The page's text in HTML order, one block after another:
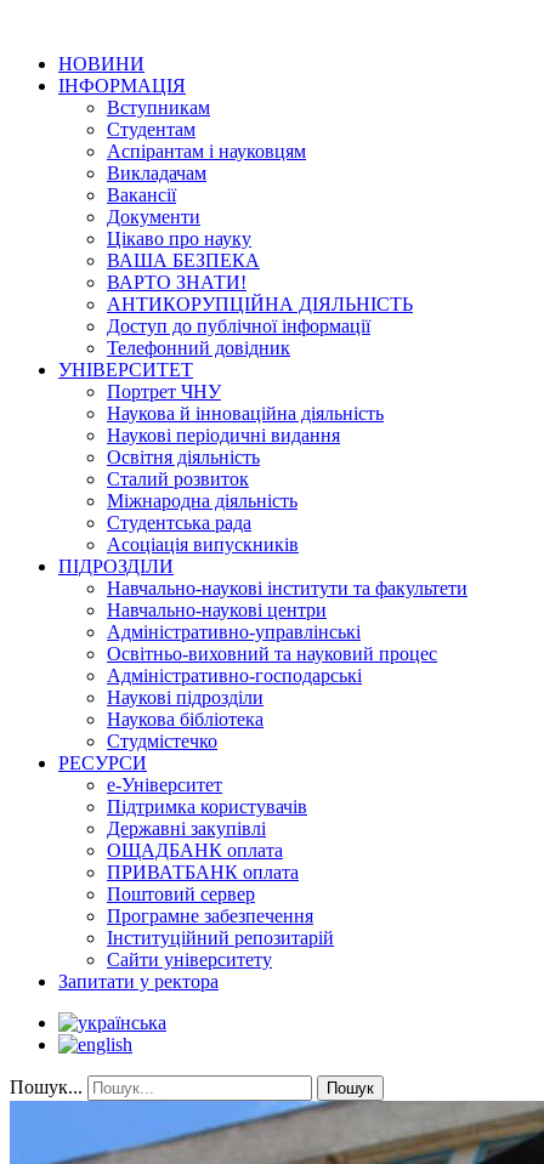
НОВИНИ
ІНФОРМАЦІЯ
Вступникам
Студентам
Аспірантам і науковцям
Викладачам
Вакансії
Документи
Цікаво про науку
ВАША БЕЗПЕКА
ВАРТО ЗНАТИ!
АНТИКОРУПЦІЙНА ДІЯЛЬНІСТЬ
Доступ до публічної інформації
Телефонний довідник
УНІВЕРСИТЕТ
Портрет ЧНУ
Наукова й інноваційна діяльність
Наукові періодичні видання
Освітня діяльність
Сталий розвиток
Міжнародна діяльність
Студентська рада
Асоціація випускників
ПІДРОЗДІЛИ
Навчально-наукові інститути та факультети
Навчально-наукові центри
Адміністративно-управлінські
Освітньо-виховний та науковий процес
Адміністративно-господарські
Наукові підрозділи
Наукова бібліотека
Студмістечко
РЕСУРСИ
е-Університет
Підтримка користувачів
Державні закупівлі
ОЩАДБАНК оплата
ПРИВАТБАНК оплата
Поштовий сервер
Програмне забезпечення
Інституційний репозитарій
Сайти університету
Запитати у ректора
Пошук... Пошук